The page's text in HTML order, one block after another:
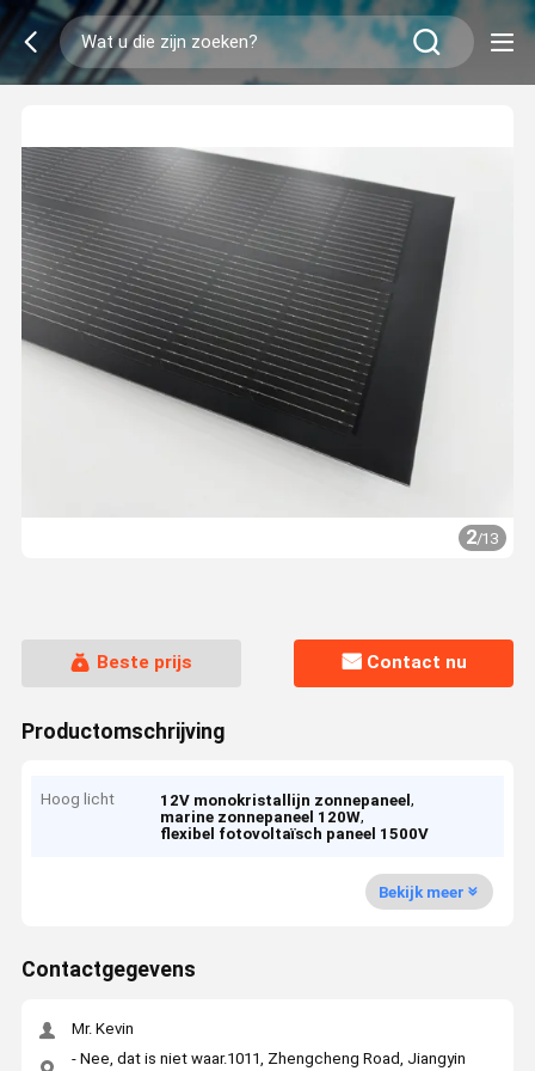
2/13
Beste prijs Contact nu
Productomschrijving
Hoog licht 12V monokristallijn zonnepaneel,
marine zonnepaneel 120W,
flexibel fotovoltaïsch paneel 1500V
Bekijk meer
Contactgegevens
Mr. Kevin
- Nee, dat is niet waar.1011, Zhengcheng Road, Jiangyin